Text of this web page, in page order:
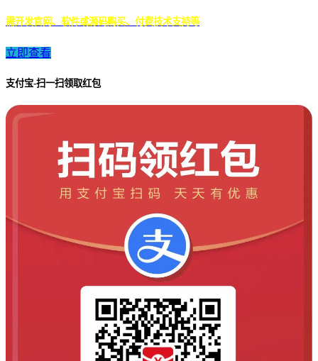
需开发官网、软件或源码购买、付费技术支持等
立即查看
支付宝-扫一扫领取红包